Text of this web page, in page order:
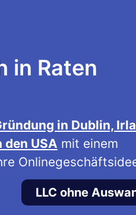
in Raten
in Dublin,
den USA mit einem
LLC ohne